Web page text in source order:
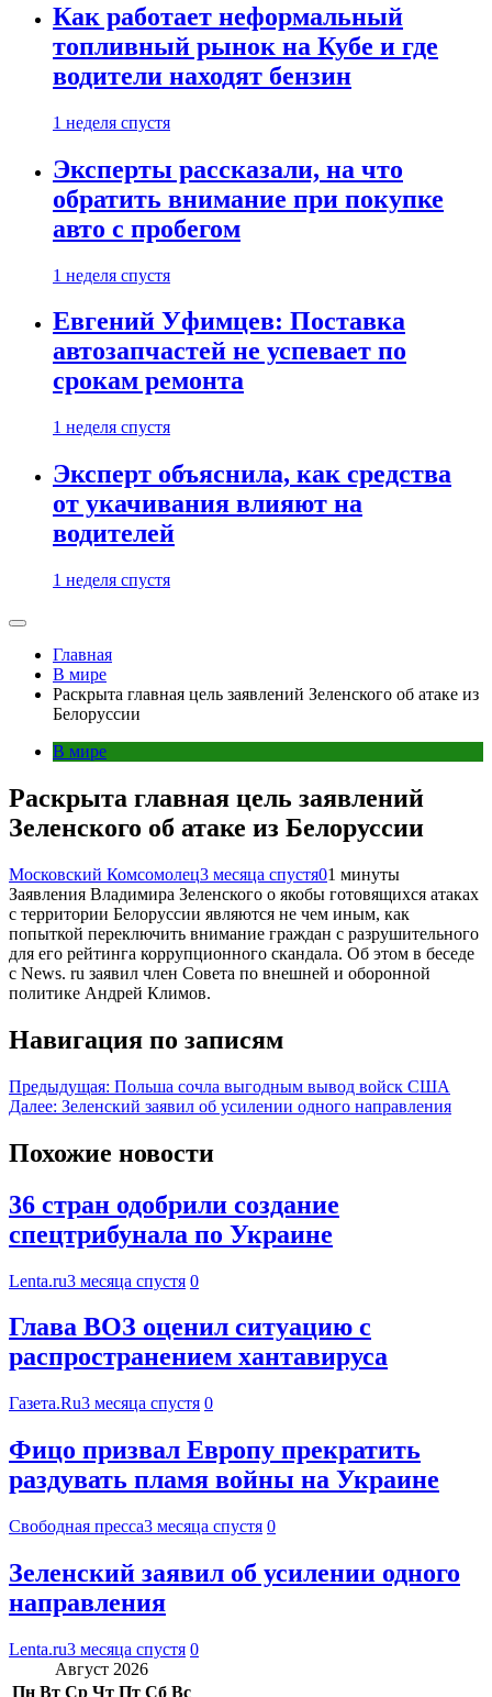
Как работает неформальный
топливный рынок на Кубе и где
водители находят бензин
1 неделя спустя
Эксперты рассказали, на что
обратить внимание при покупке
авто с пробегом
1 неделя спустя
Евгений Уфимцев: Поставка
автозапчастей не успевает по
срокам ремонта
1 неделя спустя
Эксперт объяснила, как средства
от укачивания влияют на
водителей
1 неделя спустя
Главная
В мире
Раскрыта главная цель заявлений Зеленского об атаке из
Белоруссии
В мире
Раскрыта главная цель заявлений
Зеленского об атаке из Белоруссии
Московский Комсомолец3 месяца спустя01 минуты
Заявления Владимира Зеленского о якобы готовящихся атаках
с территории Белоруссии являются не чем иным, как
попыткой переключить внимание граждан с разрушительного
для его рейтинга коррупционного скандала. Об этом в беседе
с News. ru заявил член Совета по внешней и оборонной
политике Андрей Климов.
Навигация по записям
Предыдущая: Польша сочла выгодным вывод войск США
Далее: Зеленский заявил об усилении одного направления
Похожие новости
36 стран одобрили создание
спецтрибунала по Украине
Lenta.ru3 месяца спустя 0
Глава ВОЗ оценил ситуацию с
распространением хантавируса
Газета.Ru3 месяца спустя 0
Фицо призвал Европу прекратить
раздувать пламя войны на Украине
Свободная пресса3 месяца спустя 0
Зеленский заявил об усилении одного
направления
Lenta.ru3 месяца спустя 0
Август 2026
Пн Вт Ср Чт Пт Сб Вс